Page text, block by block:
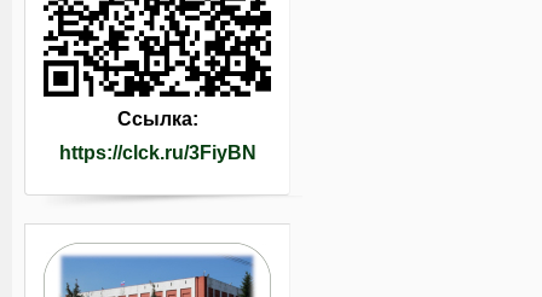
Ссылка:
https://clck.ru/3FiyBN